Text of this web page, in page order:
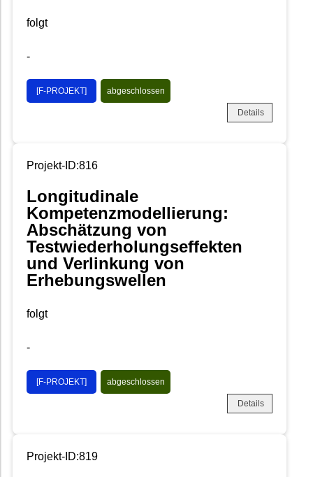
folgt
-
[F-PROJEKT] abgeschlossen
Details
Projekt-ID:816
Longitudinale
Kompetenzmodellierung:
Abschätzung von
Testwiederholungseffekten
und Verlinkung von
Erhebungswellen
folgt
-
[F-PROJEKT] abgeschlossen
Details
Projekt-ID:819